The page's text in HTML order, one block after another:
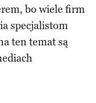
bo wiele firm
specjalistom
ten temat są